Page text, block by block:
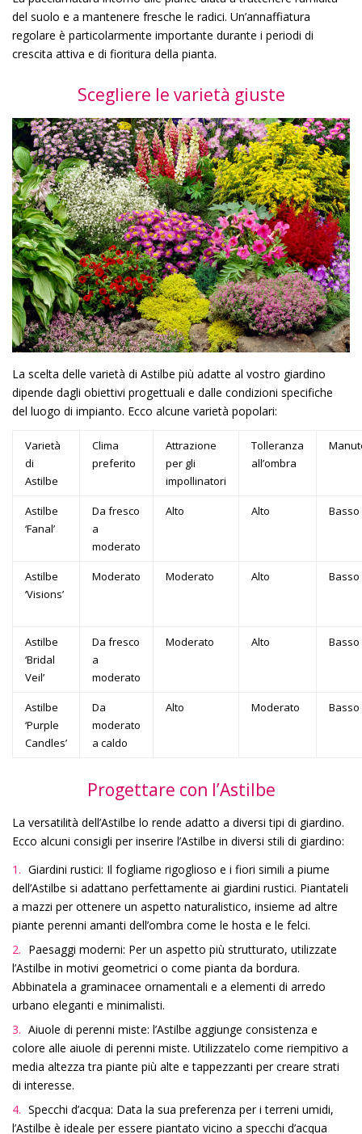
del suolo e a mantenere fresche le radici. Un’annaffiatura
regolare è particolarmente importante durante i periodi di
crescita attiva e di fioritura della pianta.
Scegliere le varietà giuste
La scelta delle varietà di Astilbe più adatte al vostro giardino
dipende dagli obiettivi progettuali e dalle condizioni specifiche
del luogo di impianto. Ecco alcune varietà popolari:
Varietà
di
Astilbe
Clima
preferito
Attrazione
per gli
impollinatori
Tolleranza
all’ombra
Astilbe
‘Fanal’
Da fresco
a
moderato
Alto Alto Basso
Astilbe
‘Visions’
Moderato Moderato Alto Basso
Astilbe
‘Bridal
Veil’
Da fresco
a
moderato
Moderato Alto Basso
Astilbe
‘Purple
Candles’
Da
moderato
a caldo
Alto Moderato Basso
Progettare con l’Astilbe
La versatilità dell’Astilbe lo rende adatto a diversi tipi di giardino.
Ecco alcuni consigli per inserire l’Astilbe in diversi stili di giardino:
Giardini rustici: Il fogliame rigoglioso e i fiori simili a piume
dell’Astilbe si adattano perfettamente ai giardini rustici. Piantateli
a mazzi per ottenere un aspetto naturalistico, insieme ad altre
piante perenni amanti dell’ombra come le hosta e le felci.
Paesaggi moderni: Per un aspetto più strutturato, utilizzate
l’Astilbe in motivi geometrici o come pianta da bordura.
Abbinatela a graminacee ornamentali e a elementi di arredo
urbano eleganti e minimalisti.
Aiuole di perenni miste: l’Astilbe aggiunge consistenza e
colore alle aiuole di perenni miste. Utilizzatelo come riempitivo a
media altezza tra piante più alte e tappezzanti per creare strati
di interesse.
Specchi d’acqua: Data la sua preferenza per i terreni umidi,
l’Astilbe è ideale per essere piantato vicino a specchi d’acqua